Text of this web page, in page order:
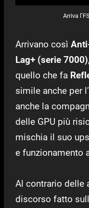
Arriva
Arrivano così
Lag+ (serie 7000)
quello che fa
simile anche per l’
anche la
delle GPU più
mischia il suo
e funzionamento
Al contrario delle
discorso fatto